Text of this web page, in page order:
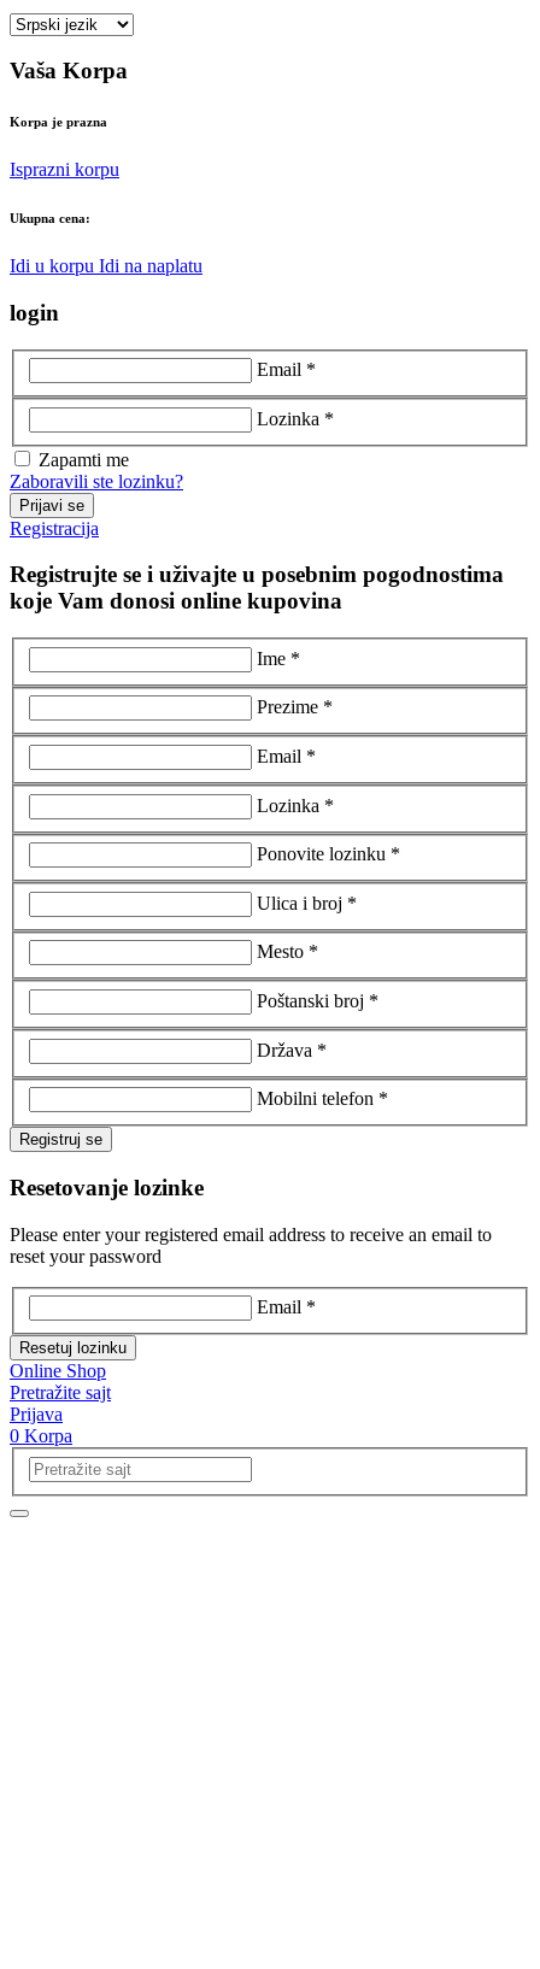
Vaša Korpa
Korpa je prazna
Isprazni korpu
Ukupna cena:
Idi u korpu Idi na naplatu
login
Email *
Lozinka *
Zapamti me
Zaboravili ste lozinku?
Prijavi se
Registracija
Registrujte se i uživajte u posebnim pogodnostima
koje Vam donosi online kupovina
Ime *
Prezime *
Email *
Lozinka *
Ponovite lozinku *
Ulica i broj *
Mesto *
Poštanski broj *
Država *
Mobilni telefon *
Registruj se
Resetovanje lozinke
Please enter your registered email address to receive an email to
reset your password
Email *
Resetuj lozinku
Online Shop
Pretražite sajt
Prijava
0 Korpa